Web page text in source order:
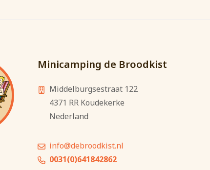
Minicamping de Broodkist
Middelburgsestraat 122
4371 RR Koudekerke
Nederland
info@debroodkist.nl
0031(0)641842862